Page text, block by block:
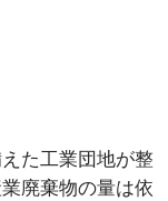
た工業団地が整
廃棄物の量は依